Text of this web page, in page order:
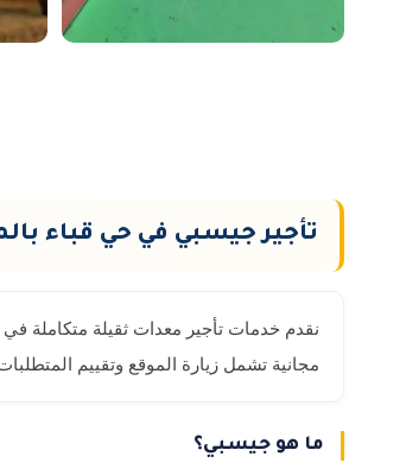
تأجير جيسبي في حي قباء
نقدم خدمات تأجير معدات ثقيلة متكاملة في
مجانية تشمل زيارة الموقع وتقييم
ما هو جيسبي؟